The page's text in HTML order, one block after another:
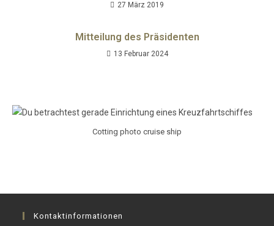
27 März 2019
Mitteilung des Präsidenten
13 Februar 2024
Cotting photo cruise ship
Kontaktinformationen